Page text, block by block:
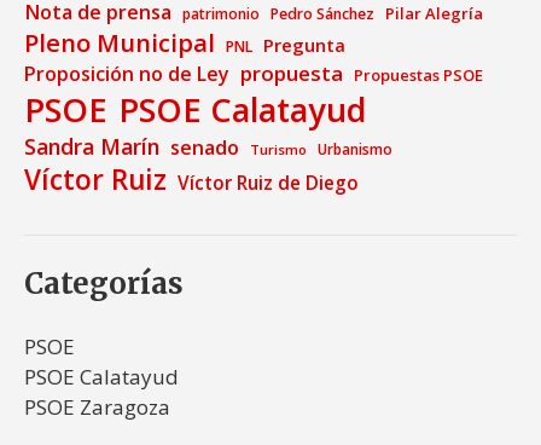
Nota de prensa patrimonio Pedro Sánchez Pilar Alegría
Pleno Municipal PNL Pregunta
Proposición no de Ley propuesta Propuestas PSOE
PSOE PSOE Calatayud
Sandra Marín senado Turismo Urbanismo
Víctor Ruiz Víctor Ruiz de Diego
Categorías
PSOE
PSOE Calatayud
PSOE Zaragoza